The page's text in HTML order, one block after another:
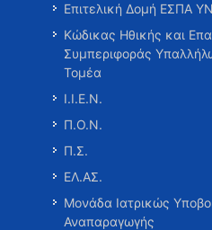
Επιτελική Δομή ΕΣΠΑ
Κώδικας Ηθικής και
Συμπεριφοράς
Τομέα
Ι.Ι.Ε.Ν.
Π.Ο.Ν.
Π.Σ.
ΕΛ.ΑΣ.
Μονάδα Ιατρικώς
Αναπαραγωγής